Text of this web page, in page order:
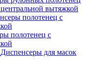
вытяжкой
полотенец с
полотенец с
Диспенсеры для масок